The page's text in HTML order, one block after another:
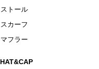
ストール
スカーフ
マフラー
HAT&CAP